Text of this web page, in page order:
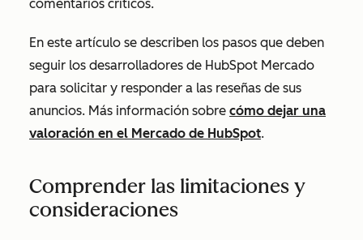
comentarios críticos.
En este artículo se describen los pasos que deben
seguir los desarrolladores de HubSpot Mercado
para solicitar y responder a las reseñas de sus
anuncios. Más información sobre cómo dejar una
valoración en el Mercado de HubSpot.
Comprender las limitaciones y
consideraciones